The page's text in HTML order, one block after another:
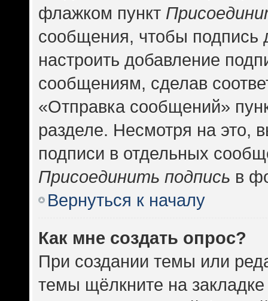
флажком пункт
сообщения, чтобы подпись
настроить добавление
сообщениям, сделав
«Отправка сообщений»
разделе. Несмотря на это,
подписи в отдельных
Присоединить подпись в
Вернуться к началу
Как мне создать опрос?
При создании темы или
темы щёлкните на